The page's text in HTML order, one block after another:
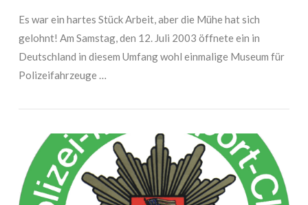
Es war ein hartes Stück Arbeit, aber die Mühe hat sich
gelohnt! Am Samstag, den 12. Juli 2003 öffnete ein in
Deutschland in diesem Umfang wohl einmalige Museum für
Polizeifahrzeuge …